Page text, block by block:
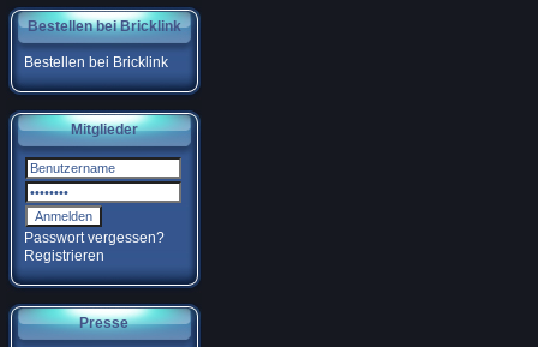
Bestellen bei Bricklink
Bestellen bei Bricklink
Mitglieder
Passwort vergessen?
Registrieren
Presse